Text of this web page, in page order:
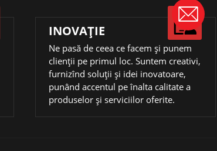
INOVAŢIE
Ne pasă de ceea ce facem și punem
clienții pe primul loc. Suntem creativi,
furnizînd soluții și idei inovatoare,
punând accentul pe înalta calitate a
produselor și serviciilor oferite.